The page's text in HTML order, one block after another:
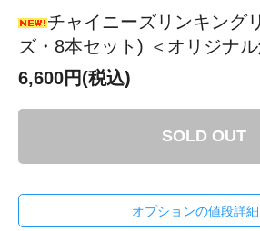
チャイニーズリンキング
ズ・8本セット) ＜オリジナ
6,600円(税込)
SOLD OUT
オプションの値段詳細